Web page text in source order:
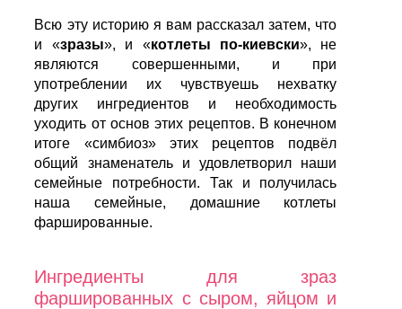
Всю эту историю я вам рассказал затем, что
и «зразы», и «котлеты по-киевски», не
являются совершенными, и при
употреблении их чувствуешь нехватку
других ингредиентов и необходимость
уходить от основ этих рецептов. В конечном
итоге «симбиоз» этих рецептов подвёл
общий знаменатель и удовлетворил наши
семейные потребности. Так и получилась
наша семейные, домашние котлеты
фаршированные.
Ингредиенты для зраз
фаршированных с сыром, яйцом и